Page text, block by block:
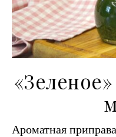
Ароматная